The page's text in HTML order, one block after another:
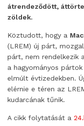
átrendeződött,
zöldek.
Köztudott, hogy a
(LREM) új párt,
párt, nem rendelkezik
a hagyományos
elmúlt évtizedekben.
elérnie e téren az
kudarcának tűnik.
A cikk folytatását a